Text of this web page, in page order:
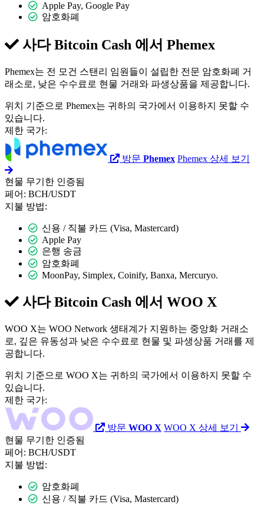
Apple Pay, Google Pay
암호화폐
사다 Bitcoin Cash 에서 Phemex
Phemex는 전 모건 스탠리 임원들이 설립한 전문 암호화폐 거
래소로, 낮은 수수료로 현물 거래와 파생상품을 제공합니다.
위치 기준으로 Phemex는 귀하의 국가에서 이용하지 못할 수
있습니다.
제한 국가:
방문 Phemex Phemex 상세 보기
현물 무기한 인증됨
페어: BCH/USDT
지불 방법:
신용 / 직불 카드 (Visa, Mastercard)
Apple Pay
은행 송금
암호화폐
MoonPay, Simplex, Coinify, Banxa, Mercuryo.
사다 Bitcoin Cash 에서 WOO X
WOO X는 WOO Network 생태계가 지원하는 중앙화 거래소
로, 깊은 유동성과 낮은 수수료로 현물 및 파생상품 거래를 제
공합니다.
위치 기준으로 WOO X는 귀하의 국가에서 이용하지 못할 수
있습니다.
제한 국가:
방문 WOO X WOO X 상세 보기
현물 무기한 인증됨
페어: BCH/USDT
지불 방법:
암호화폐
신용 / 직불 카드 (Visa, Mastercard)